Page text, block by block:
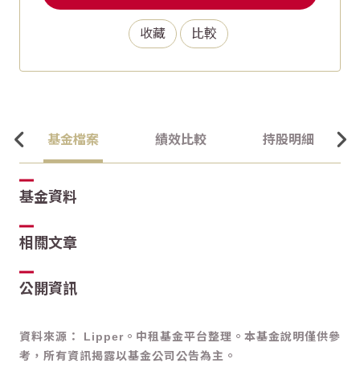
收藏 比較
基金檔案 績效比較 持股明細
基金資料
相關文章
公開資訊
資料來源： Lipper。中租基金平台整理。本基金說明僅供參
考，所有資訊揭露以基金公司公告為主。